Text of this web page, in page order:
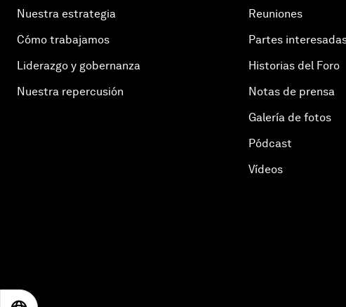
Nuestra estrategia
Cómo trabajamos
Liderazgo y gobernanza
Nuestra repercusión
Reuniones
Partes
Historias del Foro
Notas de prensa
Galería de fotos
Pódcast
Vídeos